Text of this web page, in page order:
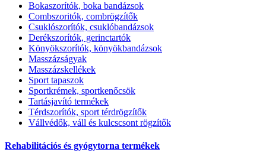
Bokaszorítók, boka bandázsok
Combszoritók, combrögzítők
Csuklószorítók, csuklóbandázsok
Derékszorítók, gerinctartók
Könyökszorítók, könyökbandázsok
Masszázságyak
Masszázskellékek
Sport tapaszok
Sportkrémek, sportkenőcsök
Tartásjavító termékek
Térdszorítók, sport térdrögzítők
Vállvédők, váll és kulcscsont rögzítők
Rehabilitációs és gyógytorna termékek